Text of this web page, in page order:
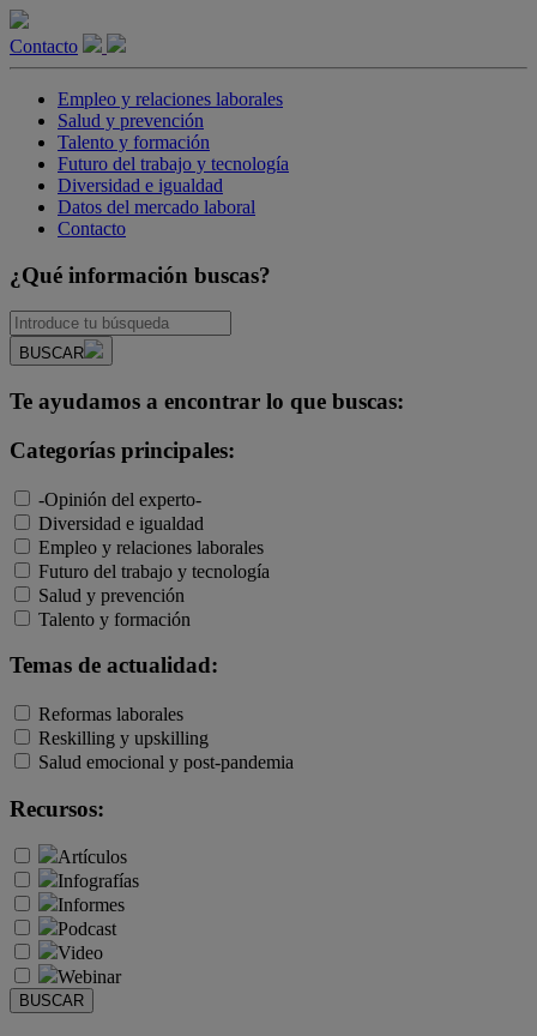
Contacto
Empleo y relaciones laborales
Salud y prevención
Talento y formación
Futuro del trabajo y tecnología
Diversidad e igualdad
Datos del mercado laboral
Contacto
¿Qué información buscas?
BUSCAR
Te ayudamos a encontrar lo que buscas:
Categorías principales:
-Opinión del experto-
Diversidad e igualdad
Empleo y relaciones laborales
Futuro del trabajo y tecnología
Salud y prevención
Talento y formación
Temas de actualidad:
Reformas laborales
Reskilling y upskilling
Salud emocional y post-pandemia
Recursos:
Artículos
Infografías
Informes
Podcast
Video
Webinar
BUSCAR